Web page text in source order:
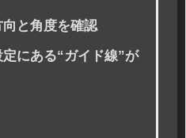
と角度を確認
にある“ガイド線”が